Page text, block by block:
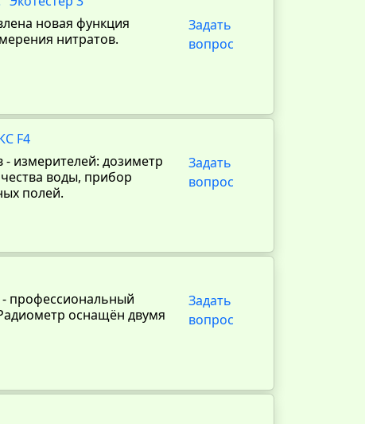
новая функция
нитратов.
Задать
вопрос
F4
измерителей: дозиметр
воды, прибор
полей.
Задать
вопрос
профессиональный
оснащён двумя
Задать
вопрос